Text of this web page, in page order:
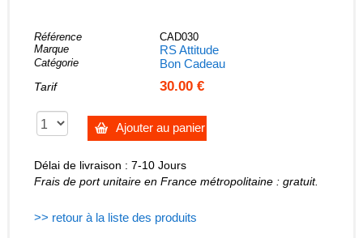
Référence
CAD030
Marque
RS Attitude
Catégorie Bon Cadeau
Tarif 30.00 €
Ajouter au panier
Délai de livraison : 7-10 Jours
Frais de port unitaire en France métropolitaine : gratuit.
>> retour à la liste des produits